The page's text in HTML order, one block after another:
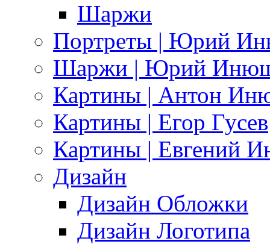
Шаржи
Портреты | Юрий
Шаржи | Юрий
Картины | Антон
Картины | Егор Гусев
Картины | Евгений
Дизайн
Дизайн Обложки
Дизайн Логотипа